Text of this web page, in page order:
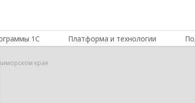
1С Платформа и технологии
крае